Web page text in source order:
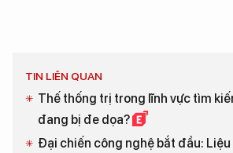
TIN LIÊN QUAN
Thế thống trị trong lĩnh vực tìm
đang bị đe dọa?
Đại chiến công nghệ bắt đầu: Liệu